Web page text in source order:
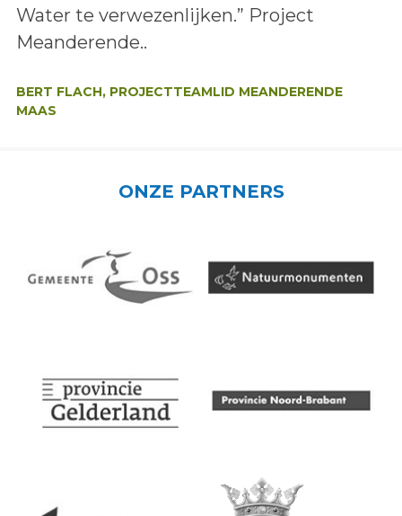
Water te verwezenlijken.” Project
Meanderende..
BERT FLACH, PROJECTTEAMLID MEANDERENDE
MAAS
ONZE PARTNERS